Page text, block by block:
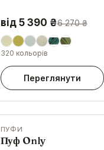
від 5 390 ₴6 270 ₴
320 кольорів
Переглянути
-16%
ПУФИ
Пуф Only